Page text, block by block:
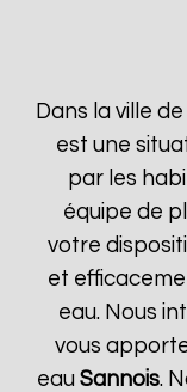
Dans la ville
est une
par les
équipe de
votre
et
eau. Nous
vous
eauSannois.